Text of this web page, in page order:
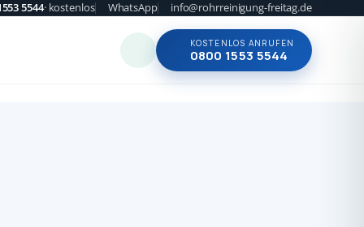
5544· kostenlos WhatsApp info@rohrreinigung-freitag.de
KOSTENLOS ANRUFEN
0800 1553 5544